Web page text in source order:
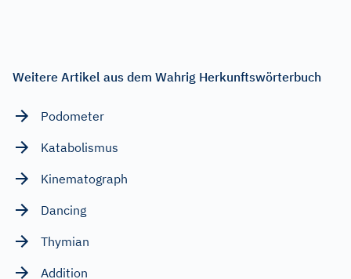
Weitere Artikel aus dem Wahrig Herkunftswörterbuch
Podometer
Katabolismus
Kinematograph
Dancing
Thymian
Addition